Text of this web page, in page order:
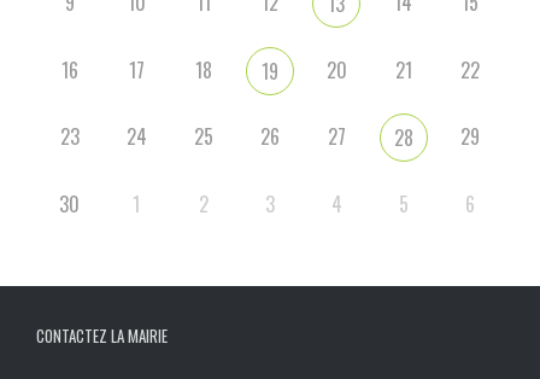
16 17 18 19 20 21 22
23 24 25 26 27 28 29
30 1 2 3 4 5 6
CONTACTEZ LA MAIRIE